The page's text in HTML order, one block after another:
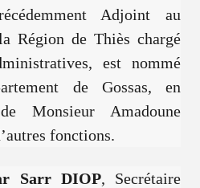
Adjoint au
Région de Thiès chargé
est nommé
de Gossas, en
Monsieur Amadoune
fonctions.
Sarr DIOP, Secrétaire